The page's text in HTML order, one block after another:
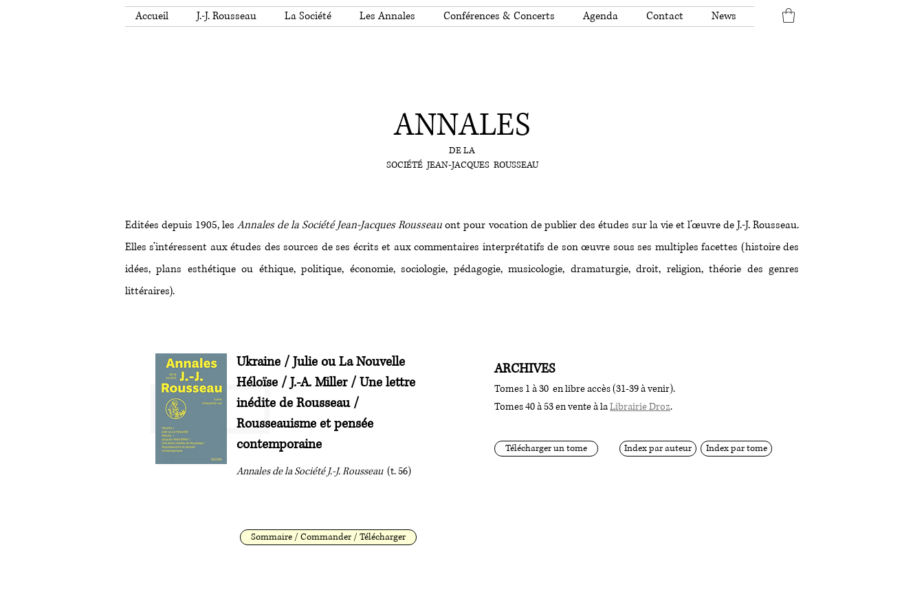
Accueil J.-J. Rousseau La Société Les Annales Conférences & Concerts Agenda Contact News
ANNALES
DE LA
SOCIÉTÉ JEAN-JACQUES ROUSSEAU
Editées depuis 1905, lesAnnales de la Société Jean-Jacques Rousseauont pour vocation de publier des études sur la vie et l’œuvre de J.-J. Rousseau.
Elles s’intéressent aux études des sources de ses écrits et aux commentaires interprétatifs de son œuvre sous ses multiples facettes (histoire des
idées, plans esthétique ou éthique, politique, économie, sociologie, pédagogie, musicologie, dramaturgie, droit, religion, théorie des genres
littéraires).
Ukraine / Julie ou La Nouvelle
Héloïse / J.-A. Miller / Une lettre
inédite de Rousseau /
Rousseauisme et pensée
contemporaine
Annales de la Société J.-J. Rousseau (t. 56)
Sommaire / Commander / Télécharger
ARCHIVES
Tomes 1 à 30 en libre accès (31-39 à venir).
Tomes 40 à 53 en vente à laLibrairie Droz.
Télécharger un tome Index par tome
Index par auteur